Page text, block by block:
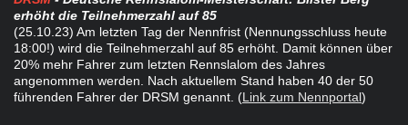
erhöht die Teilnehmerzahl auf 85
(25.10.23) Am letzten Tag der Nennfrist (Nennungsschluss heute
18:00!) wird die Teilnehmerzahl auf 85 erhöht. Damit können über
20% mehr Fahrer zum letzten Rennslalom des Jahres
angenommen werden. Nach aktuellem Stand haben 40 der 50
führenden Fahrer der DRSM genannt. (Link zum Nennportal)